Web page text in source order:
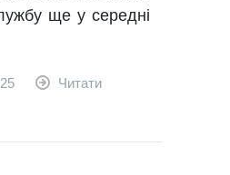
ще у середні
Читати